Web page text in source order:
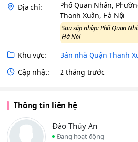
Địa chỉ:
Phố Quan Nhân,
Thanh Xuân, Hà Nội
Sau sáp nhập: Phố Quan
Hà Nội
Khu vực:
Bán nhà Quận Thanh
Cập nhật:
2 tháng trước
Thông tin liên hệ
Đào Thúy An
Đang hoạt động